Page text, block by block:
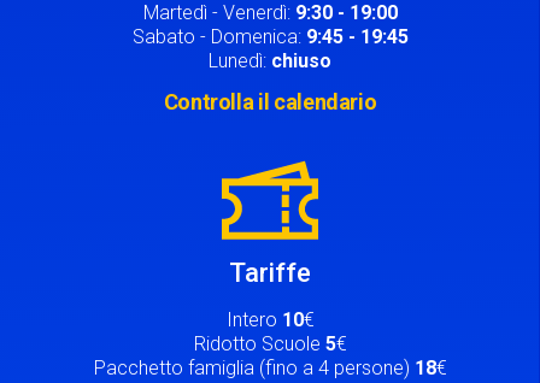
Martedì - Venerdì: 9:30 - 19:00
Sabato - Domenica: 9:45 - 19:45
Lunedì: chiuso
Controlla il calendario
Tariffe
Intero 10€
Ridotto Scuole 5€
Pacchetto famiglia (fino a 4 persone) 18€